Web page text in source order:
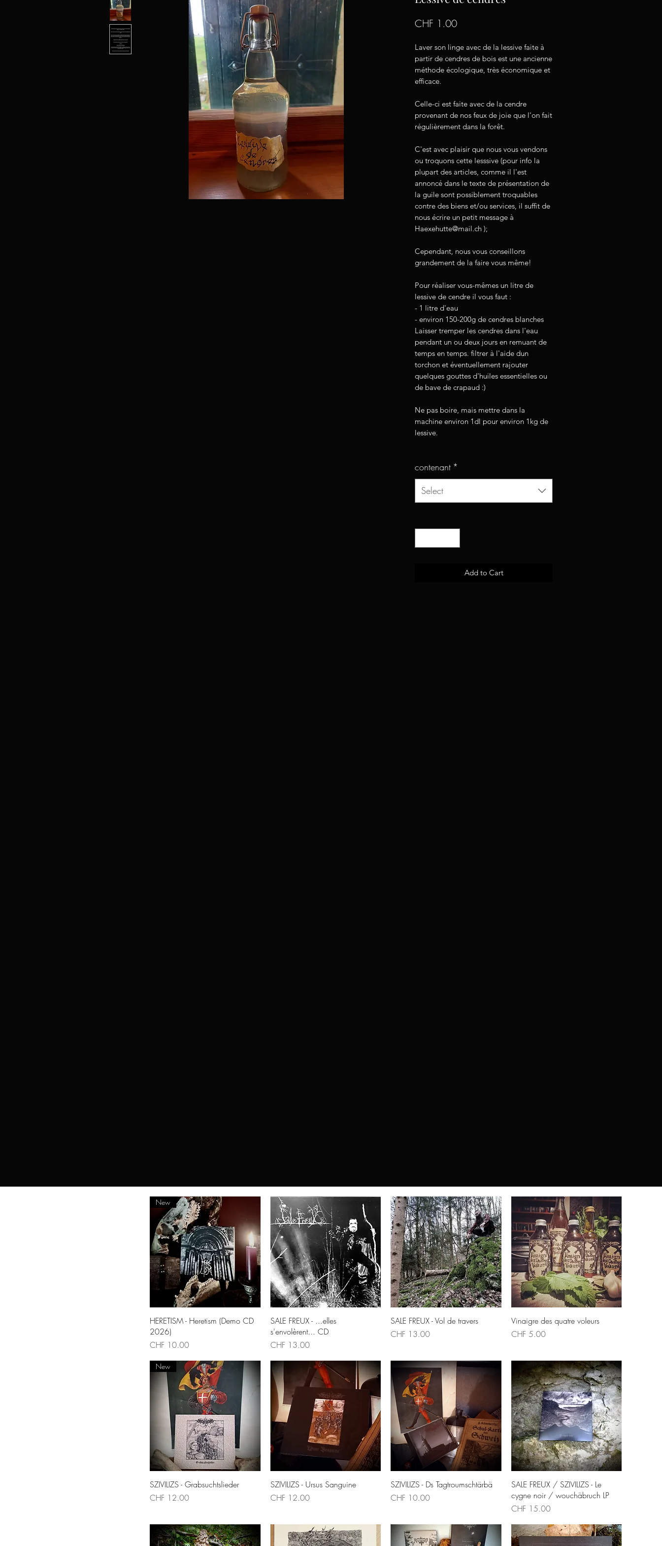
CHF 1.00Price
Laver son linge avec de la lessive faite à
partir de cendres de bois est une ancienne
méthode écologique, très économique et
efficace.
Celle-ci est faite avec de la cendre
provenant de nos feux de joie que l'on fait
régulièrement dans la forêt.
C'est avec plaisir que nous vous vendons
ou troquons cette lesssive (pour info la
plupart des articles, comme il l'est
annoncé dans le texte de présentation de
la guile sont possiblement troquables
contre des biens et/ou services, il suffit de
nous écrire un petit message à
Haexehutte@mail.ch );
Cependant, nous vous conseillons
grandement de la faire vous même!
Pour réaliser vous-mêmes un litre de
lessive de cendre il vous faut :
- 1 litre d'eau
- environ 150-200g de cendres blanches
Laisser tremper les cendres dans l'eau
pendant un ou deux jours en remuant de
temps en temps. filtrer à l'aide dun
torchon et éventuellement rajouter
quelques gouttes d'huiles essentielles ou
de bave de crapaud :)
Ne pas boire, mais mettre dans la
machine environ 1dl pour environ 1kg de
lessive.
contenant *
Select
Add to Cart
© 2021 Häxehütte
Quick View
New
HERETISM - Heretism (Demo CD
2026)
Price
CHF 10.00
Quick View
SALE FREUX - ...elles
s'envolèrent... CD
Price
CHF 13.00
Quick View
SALE FREUX - Vol de travers
Price
CHF 13.00
Quick View
Vinaigre des quatre voleurs
Price
CHF 5.00
Quick View
New
SZIVILIZS - Grabsuchtslieder
Price
CHF 12.00
Quick View
SZIVILIZS - Ursus Sanguine
Price
CHF 12.00
Quick View
SZIVILIZS - Ds Tagtroumschtärbä
Price
CHF 10.00
Quick View
SALE FREUX / SZIVILIZS - Le
cygne noir / wouchäbruch LP
Price
CHF 15.00